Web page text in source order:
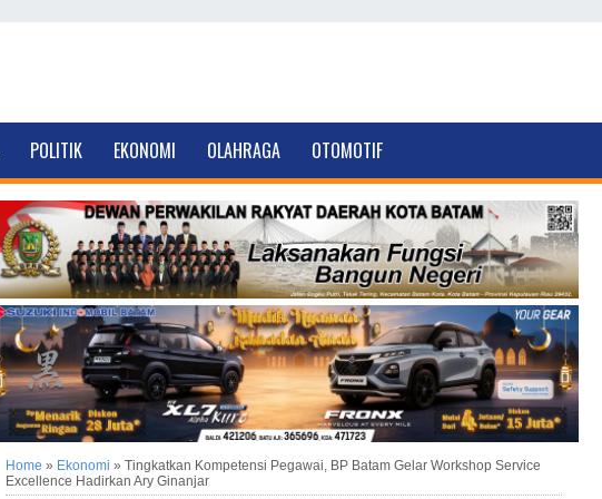
POLITIK EKONOMI OLAHRAGA OTOMOTIF
Home » Ekonomi » Tingkatkan Kompetensi Pegawai, BP Batam Gelar Workshop Service
Excellence Hadirkan Ary Ginanjar